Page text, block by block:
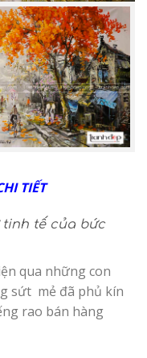
TIẾT
tinh tế của bức
qua những con
sứt mẻ đã phủ kín
rao bán hàng